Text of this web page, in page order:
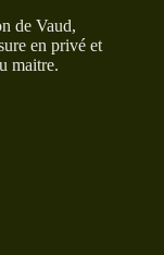
de Vaud,
en privé et
maitre.